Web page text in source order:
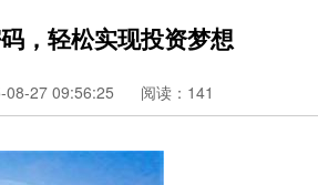
，轻松实现投资梦想
08-27 09:56:25 阅读：141